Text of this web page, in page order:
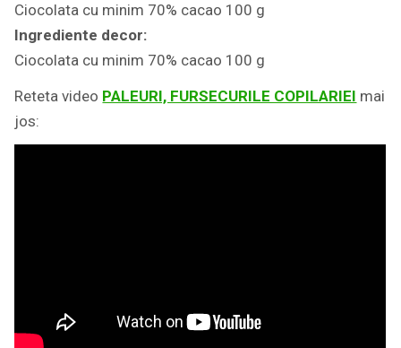
Ciocolata cu minim 70% cacao 100 g
Ingrediente decor:
Ciocolata cu minim 70% cacao 100 g
Reteta video PALEURI, FURSECURILE COPILARIEI mai
jos: